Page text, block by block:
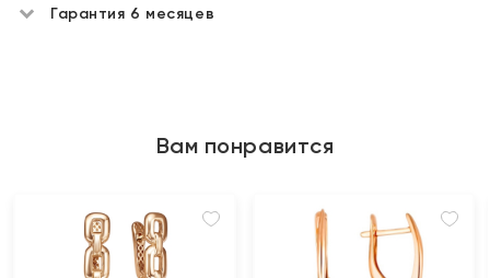
Гарантия 6 месяцев
Вам понравится